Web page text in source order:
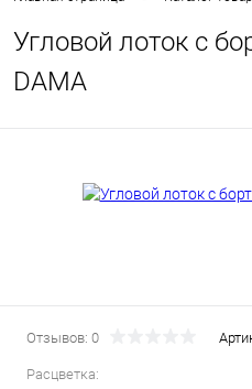
Угловой лоток с
DAMA
Отзывов: 0
Расцветка: